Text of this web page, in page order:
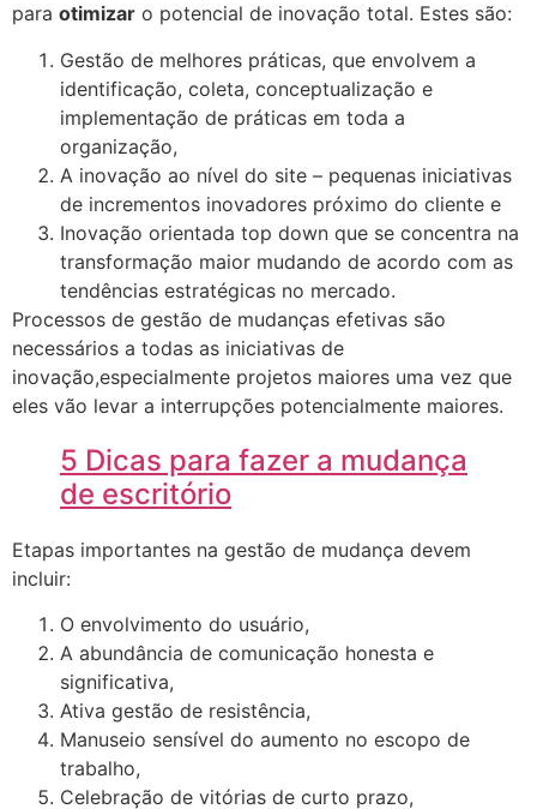
para otimizar o potencial de inovação total. Estes são:
Gestão de melhores práticas, que envolvem a
identificação, coleta, conceptualização e
implementação de práticas em toda a
organização,
A inovação ao nível do site – pequenas iniciativas
de incrementos inovadores próximo do cliente e
Inovação orientada top down que se concentra na
transformação maior mudando de acordo com as
tendências estratégicas no mercado.
Processos de gestão de mudanças efetivas são
necessários a todas as iniciativas de
inovação,especialmente projetos maiores uma vez que
eles vão levar a interrupções potencialmente maiores.
5 Dicas para fazer a mudança
de escritório
Etapas importantes na gestão de mudança devem
incluir:
O envolvimento do usuário,
A abundância de comunicação honesta e
significativa,
Ativa gestão de resistência,
Manuseio sensível do aumento no escopo de
trabalho,
Celebração de vitórias de curto prazo,